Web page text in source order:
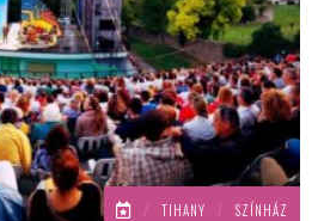
/ TIHANY / SZÍNHÁZ